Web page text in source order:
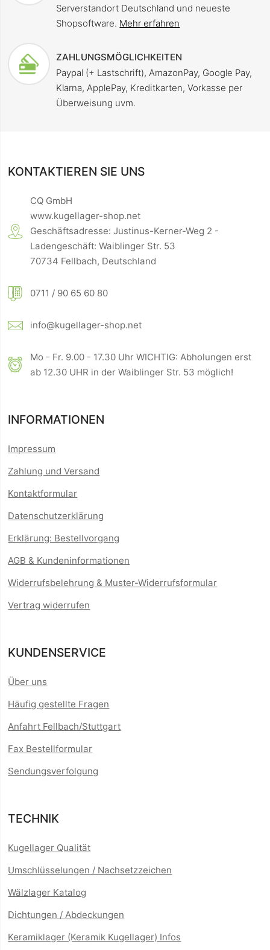
Serverstandort Deutschland und neueste
Shopsoftware. Mehr erfahren
ZAHLUNGSMÖGLICHKEITEN
Paypal (+ Lastschrift), AmazonPay, Google Pay,
Klarna, ApplePay, Kreditkarten, Vorkasse per
Überweisung uvm.
KONTAKTIEREN SIE UNS
CQ GmbH
www.kugellager-shop.net
Geschäftsadresse: Justinus-Kerner-Weg 2 -
Ladengeschäft: Waiblinger Str. 53
70734 Fellbach, Deutschland
0711 / 90 65 60 80
info@kugellager-shop.net
Mo - Fr. 9.00 - 17.30 Uhr WICHTIG: Abholungen erst
ab 12.30 UHR in der Waiblinger Str. 53 möglich!
INFORMATIONEN
Impressum
Zahlung und Versand
Kontaktformular
Datenschutzerklärung
Erklärung: Bestellvorgang
AGB & Kundeninformationen
Widerrufsbelehrung & Muster-Widerrufsformular
Vertrag widerrufen
KUNDENSERVICE
Über uns
Häufig gestellte Fragen
Anfahrt Fellbach/Stuttgart
Fax Bestellformular
Sendungsverfolgung
TECHNIK
Kugellager Qualität
Umschlüsselungen / Nachsetzzeichen
Wälzlager Katalog
Dichtungen / Abdeckungen
Keramiklager (Keramik Kugellager) Infos